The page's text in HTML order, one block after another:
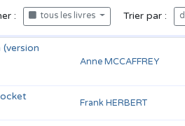
: tous les livres Trier par :
Anne MCCAFFREY
Frank HERBERT